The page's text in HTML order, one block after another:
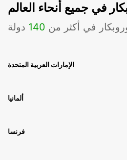
في جميع أنحاء العالم
في أكثر من 140 دولة
الإمارات العربية المتحدة
ألمانيا
فرنسا